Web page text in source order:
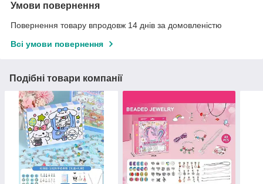
Умови повернення
Повернення товару впродовж 14 днів за домовленістю
Всі умови повернення
Подібні товари компанії